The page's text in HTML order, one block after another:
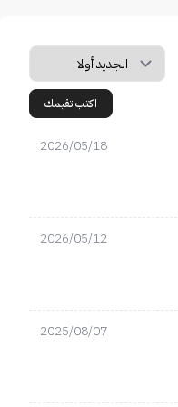
اكتب تقيمك
2026/05/18
2026/05/12
2025/08/07